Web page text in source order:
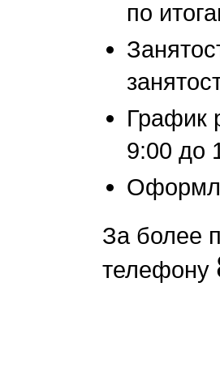
по
График
9:00 до
За более
телефону